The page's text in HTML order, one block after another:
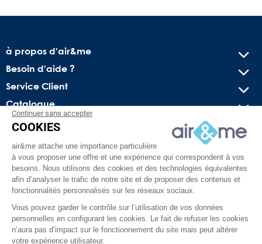
à propos d'air&me
Besoin d'aide ?
Service Client
Catalogue
Recevez nos offres spéciales !
Conseils pratiques, bons plans exclusifs et actus sur l’air
intérieur. Pas de spam, juré !
Continuer sans accepter
COOKIES
air&me attache une importance particulière
à vous proposer une offre et une expérience qui correspondent à vos
besoins. Nous utilisons des cookies et des technologies équivalentes
afin d’analyser le trafic de notre site et de proposer des contenus et
fonctionnalités personnalisés sur les réseaux sociaux.
Vous pouvez garder le contrôle sur l’utilisation de vos données
personnelles en configurant les cookies. Le fait de refuser les cookies
n’aura pas d’impact sur le fonctionnement du site mais peut altérer
votre expérience utilisateur.